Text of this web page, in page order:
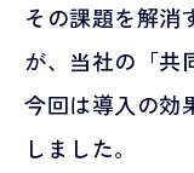
その課題を解消
が、当社の「共
今回は導入の効
しました。